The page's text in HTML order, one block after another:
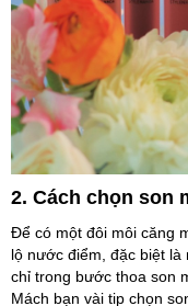
2. Cách chọn son
Để có một đôi môi căng
lộ nước điểm, đặc biệt là
chỉ trong bước thoa son
Mách bạn vài tip chọn